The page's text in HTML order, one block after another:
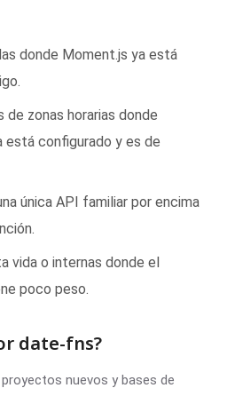
donde Moment.js ya está
de zonas horarias donde
configurado y es de
única API familiar por encima
vida o internas donde el
poco peso.
date-fns?
nuevos y bases de